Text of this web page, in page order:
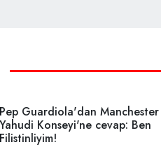
Pep Guardiola'dan Manchester
Yahudi Konseyi'ne cevap: Ben
Filistinliyim!